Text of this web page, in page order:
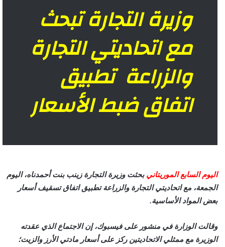
وزيرة التجارة تبحث
مع اتحاديتي التجارة
والزراعة تطبيق
اتفاق ضبط الأسعار
اليوم السابع الموريتاني بحثت وزيرة التجارة زينب بنت أحمدناه، اليوم
الجمعة، مع اتحاديتي التجارة والزراعة تطبيق اتفاق تسقيف أسعار
بعض المواد الأساسية.
وقالت الوزارة في منشور على فيسبوك، إن الاجتماع الذي عقدته
الوزيرة مع ممثلي الاتحاديتين ركز على أسعار مادتي الأرز والزيت؛